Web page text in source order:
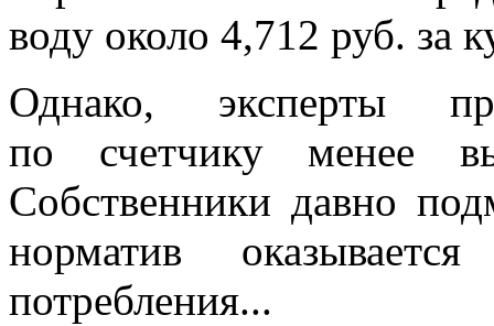
воду около 4,712 руб. за
Однако, эксперты
по счетчику менее
Собственники давно
норматив
потребления...